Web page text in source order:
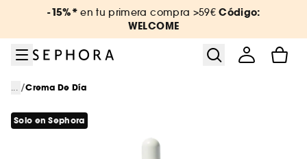
Ir al menú
Ir al contenido principal
Ir al pie de página
-15%*en tu primera compra >59€Código:
WELCOME
... /Crema De Día
Solo en Sephora